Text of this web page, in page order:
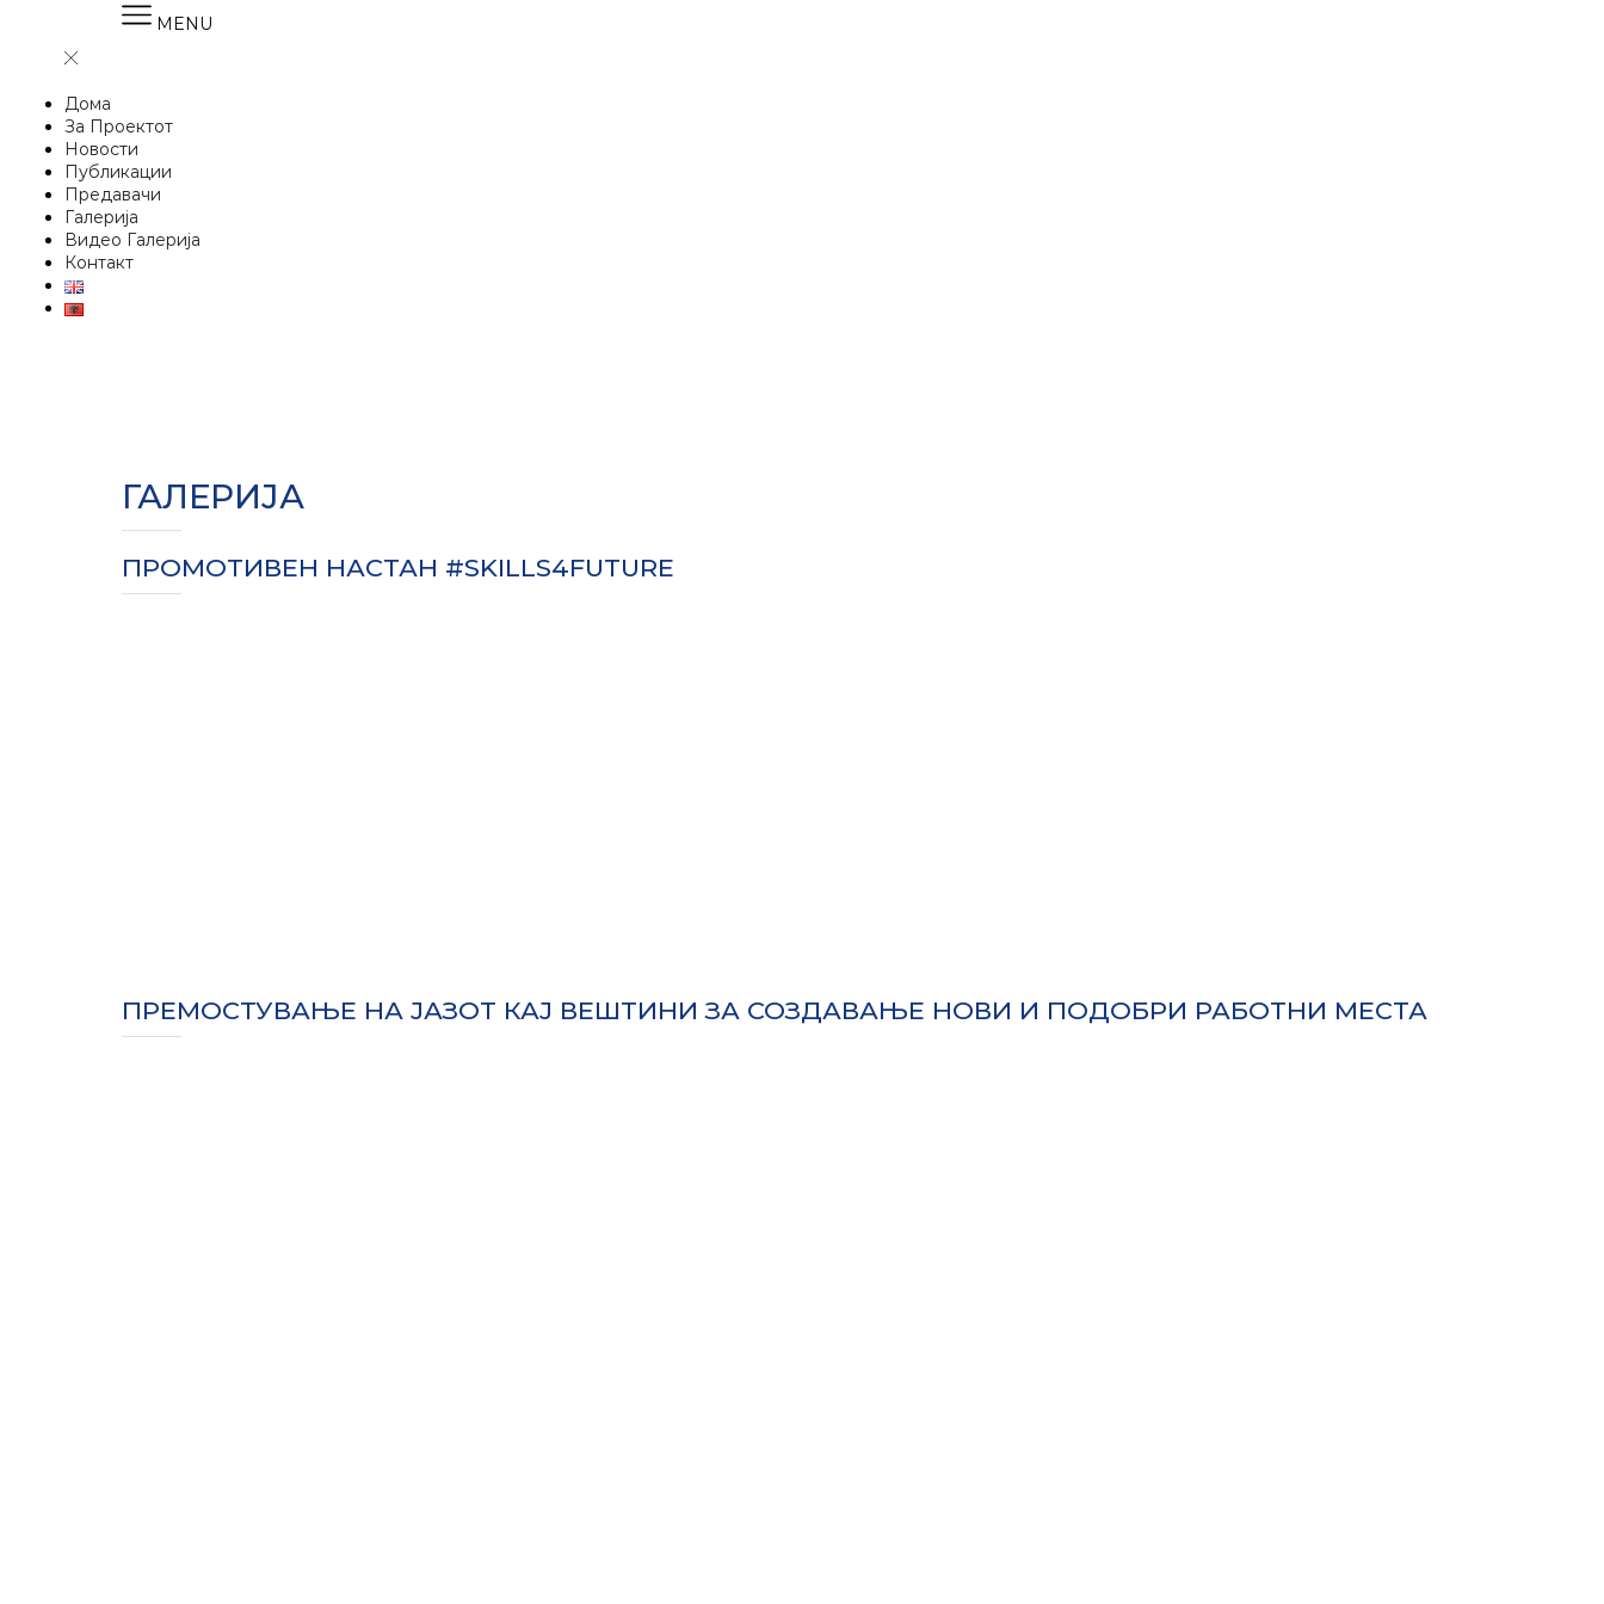
MENU
Дома
За Проектот
Новости
Публикации
Предавачи
Галерија
Видео Галерија
Контакт
ГАЛЕРИЈА
ПРОМОТИВЕН НАСТАН #SKILLS4FUTURE
ПРЕМОСТУВАЊЕ НА ЈАЗОТ КАЈ ВЕШТИНИ ЗА СОЗДАВАЊЕ НОВИ И ПОДОБРИ РАБОТНИ МЕСТА